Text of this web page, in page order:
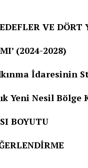
VE DÖRT
(2024-2028)
İdaresinin
Nesil Bölge
BOYUTU